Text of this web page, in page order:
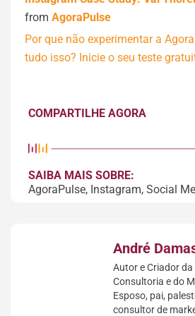
from AgoraPulse
Por que não experimentar a
tudo isso? Inicie o seu teste
COMPARTILHE AGORA
SAIBA MAIS SOBRE:
AgoraPulse, Instagram, Social
André
Autor e Criador
Consultoria e do
Esposo, pai,
consultor de